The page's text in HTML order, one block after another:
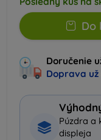
Do
Doručenie
Doprava už
Púzdra a
displeja